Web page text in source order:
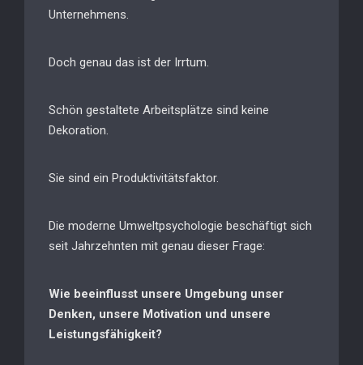
Unternehmens.
Doch genau das ist der Irrtum.
Schön gestaltete Arbeitsplätze sind keine
Dekoration.
Sie sind ein Produktivitätsfaktor.
Die moderne Umweltpsychologie beschäftigt sich
seit Jahrzehnten mit genau dieser Frage:
Wie beeinflusst unsere Umgebung unser
Denken, unsere Motivation und unsere
Leistungsfähigkeit?